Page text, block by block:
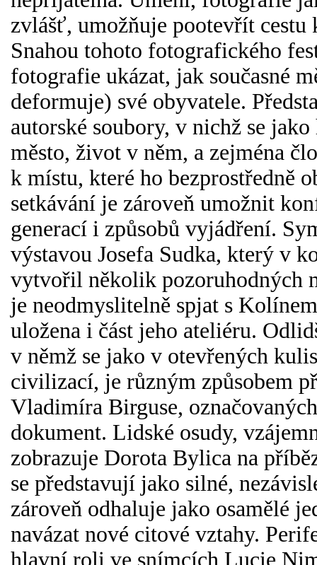
zvlášť, umožňuje pootevřít
Snahou tohoto fotografického
fotografie ukázat, jak současné
deformuje) své obyvatele.
autorské soubory, v nichž se
město, život v něm, a zejména
k místu, které ho bezprostředně
setkávání je zároveň umožnit
generací i způsobů vyjádření.
výstavou Josefa Sudka, který v
vytvořil několik pozoruhodných
je neodmyslitelně spjat s
uložena i část jeho ateliéru.
v němž se jako v otevřených
civilizací, je různým způsobem
Vladimíra Birguse,
dokument. Lidské osudy,
zobrazuje Dorota Bylica na
se představují jako silné,
zároveň odhaluje jako osamělé
navázat nové citové vztahy.
hlavní roli ve snímcích Lucie